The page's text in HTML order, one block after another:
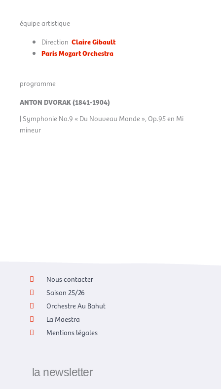
équipe artistique
Direction Claire Gibault
Paris Mozart Orchestra
programme
ANTON DVORAK (1841-1904)
| Symphonie No.9 « Du Nouveau Monde », Op.95 en Mi
mineur
Nous contacter
Saison 25/26
Orchestre Au Bahut
La Maestra
Mentions légales
la newsletter